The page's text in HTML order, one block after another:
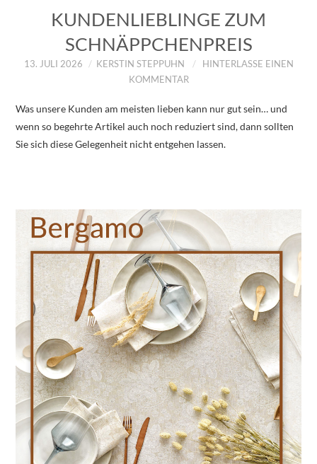
KUNDENLIEBLINGE ZUM
SCHNÄPPCHENPREIS
13. JULI 2026 KERSTIN STEPPUHN
HINTERLASSE EINEN
KOMMENTAR
Was unsere Kunden am meisten lieben kann nur gut sein… und
wenn so begehrte Artikel auch noch reduziert sind, dann sollten
Sie sich diese Gelegenheit nicht entgehen lassen.